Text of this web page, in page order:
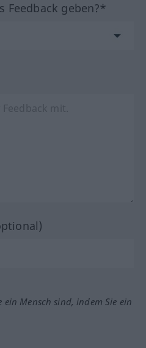
Feedback geben?*
ein Mensch sind, indem Sie ein